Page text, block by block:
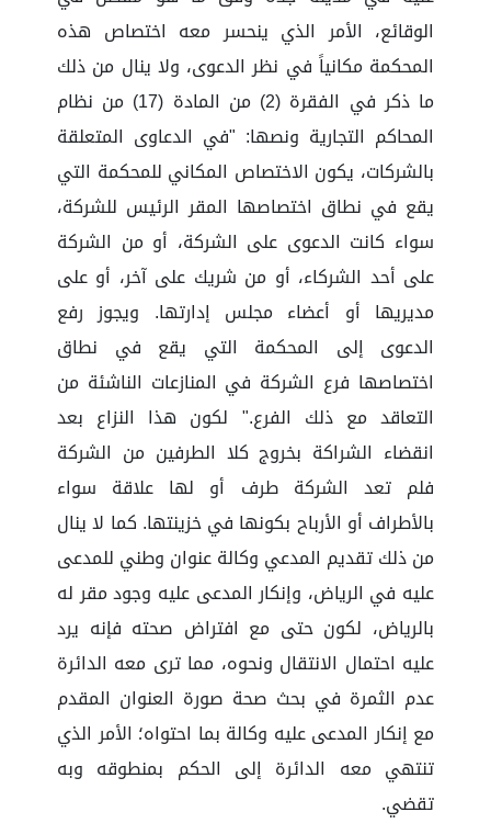
الوقائع، الأمر الذي ينحسر معه اختصاص هذه
المحكمة مكانياً في نظر الدعوى، ولا ينال من ذلك
ما ذكر في الفقرة (2) من المادة (17) من نظام
المحاكم التجارية ونصها: "في الدعاوى المتعلقة
بالشركات، يكون الاختصاص المكاني للمحكمة التي
يقع في نطاق اختصاصها المقر الرئيس للشركة،
سواء كانت الدعوى على الشركة، أو من الشركة
على أحد الشركاء، أو من شريك على آخر، أو على
مديريها أو أعضاء مجلس إدارتها. ويجوز رفع
الدعوى إلى المحكمة التي يقع في نطاق
اختصاصها فرع الشركة في المنازعات الناشئة من
التعاقد مع ذلك الفرع." لكون هذا النزاع بعد
انقضاء الشراكة بخروج كلا الطرفين من الشركة
فلم تعد الشركة طرف أو لها علاقة سواء
بالأطراف أو الأرباح بكونها في خزينتها. كما لا ينال
من ذلك تقديم المدعي وكالة عنوان وطني للمدعى
عليه في الرياض، وإنكار المدعى عليه وجود مقر له
بالرياض، لكون حتى مع افتراض صحته فإنه يرد
عليه احتمال الانتقال ونحوه، مما ترى معه الدائرة
عدم الثمرة في بحث صحة صورة العنوان المقدم
مع إنكار المدعى عليه وكالة بما احتواه؛ الأمر الذي
تنتهي معه الدائرة إلى الحكم بمنطوقه وبه
تقضي.